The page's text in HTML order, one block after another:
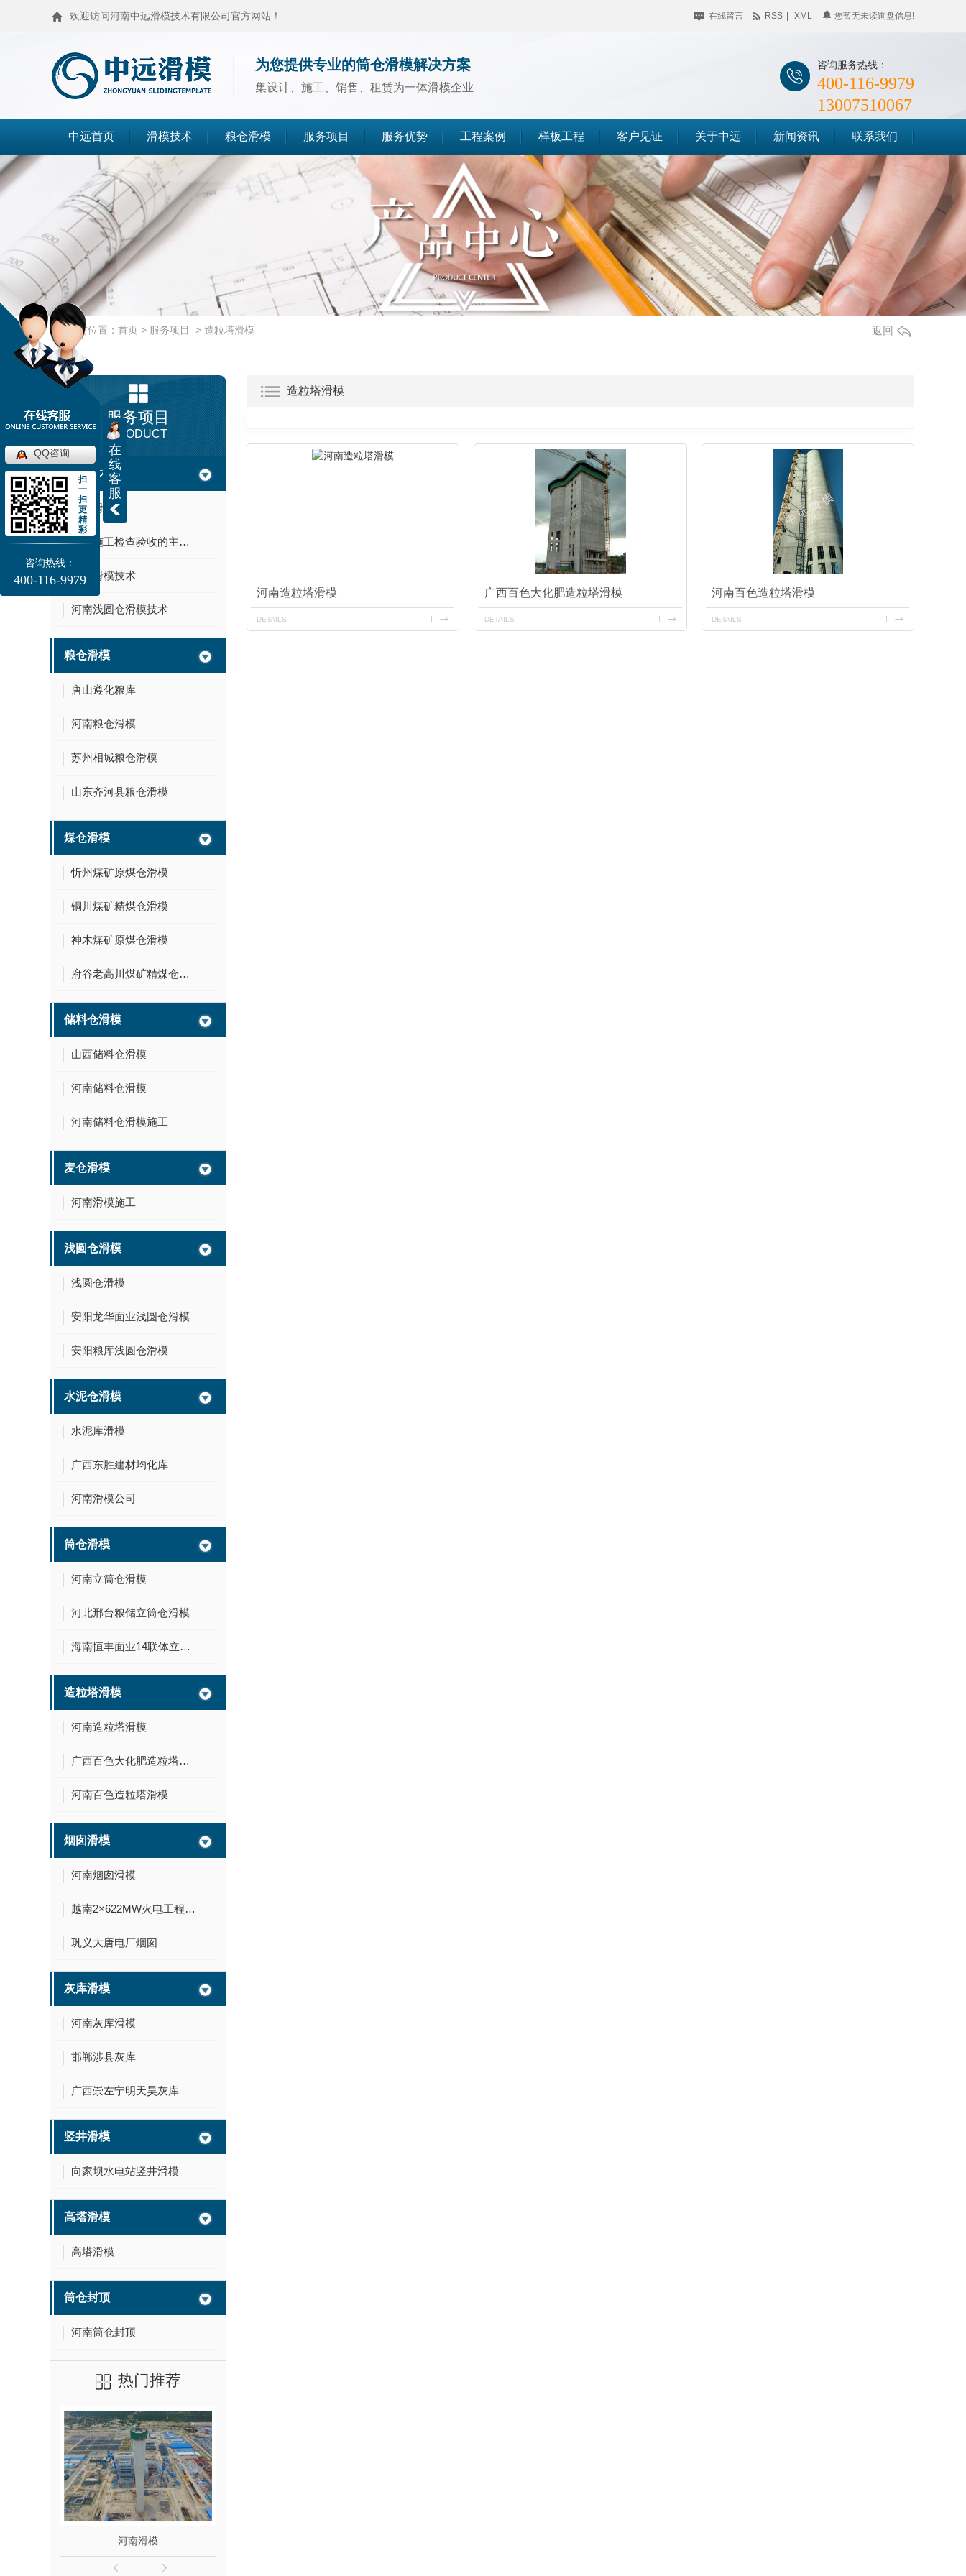
欢迎访问河南中远滑模技术有限公司官方网站！ 您暂无未读询盘信息!
在线留言 RSS XML
为您提供专业的筒仓滑模解决方案
集设计、施工、销售、租赁为一体滑模企业
咨询服务热线：
400-116-9979
13007510067
中远首页 滑模技术 粮仓滑模 服务项目
滑模技术 粮仓滑模 煤仓滑模 储料仓滑模
麦仓滑模 水泥仓滑模 筒仓滑模
造粒塔滑模 烟囱滑模 灰库滑模 竖井滑模
高塔滑模 筒仓封顶
服务优势 工程案例 样板工程 客户见证 关于中远
公司简介
企业相册
荣誉资质
新闻资讯
企业动态
行业聚焦
知识百科
时事聚焦
其他
联系我们
当前位置： 首页 > 服务项目 > 造粒塔滑模 返回
服务项目
PRODUCT
滑模技术
河南滑模
滑模施工检查验收的主要内容
河南滑模技术
河南浅圆仓滑模技术
粮仓滑模
唐山遵化粮库
河南粮仓滑模
苏州相城粮仓滑模
山东齐河县粮仓滑模
煤仓滑模
忻州煤矿原煤仓滑模
铜川煤矿精煤仓滑模
神木煤矿原煤仓滑模
府谷老高川煤矿精煤仓滑模
储料仓滑模
山西储料仓滑模
河南储料仓滑模
河南储料仓滑模施工
麦仓滑模
河南滑模施工
浅圆仓滑模
浅圆仓滑模
安阳龙华面业浅圆仓滑模
安阳粮库浅圆仓滑模
水泥仓滑模
水泥库滑模
广西东胜建材均化库
河南滑模公司
筒仓滑模
河南立筒仓滑模
河北邢台粮储立筒仓滑模
海南恒丰面业14联体立筒仓滑模
造粒塔滑模
河南造粒塔滑模
广西百色大化肥造粒塔滑模
河南百色造粒塔滑模
烟囱滑模
河南烟囱滑模
越南2×622MW火电工程210米烟囱
巩义大唐电厂烟囱
灰库滑模
河南灰库滑模
邯郸涉县灰库
广西崇左宁明天昊灰库
竖井滑模
向家坝水电站竖井滑模
高塔滑模
高塔滑模
筒仓封顶
河南筒仓封顶
热门推荐
河南滑模
造粒塔滑模
河南造粒塔滑模
DETAILS
广西百色大化肥造粒塔滑模
DETAILS
河南百色造粒塔滑模
DETAILS
在
线
客
服
QQ咨询
扫
一
扫
更
精
彩
咨询热线：
400-116-9979